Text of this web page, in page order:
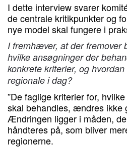
I dette interview svarer
de centrale kritikpunkter og
nye model skal fungere i
I fremhæver, at der fremover
hvilke ansøgninger der
konkrete kriterier, og
regionale i dag?
”De faglige kriterier for,
skal behandles, ændres ikke
Ændringen ligger i måden,
håndteres på, som bliver
regionerne.